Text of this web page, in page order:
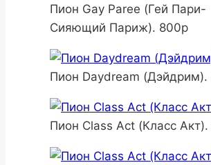
Пион Gay Paree (Гей Пари-
Сияющий Париж). 800р
Пион Daydream (Дэйдрим).
Пион Class Act (Класс